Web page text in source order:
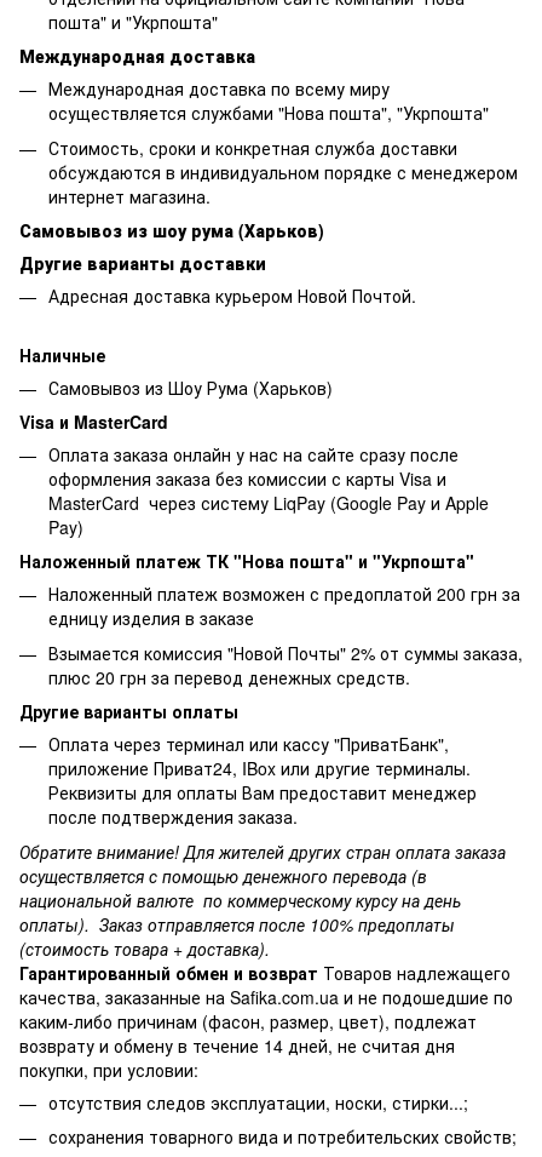
пошта" и "Укрпошта"
Международная доставка
Международная доставка по всему миру
осуществляется службами "Нова пошта", "Укрпошта"
Стоимость, сроки и конкретная служба доставки
обсуждаются в индивидуальном порядке с менеджером
интернет магазина.
Самовывоз из шоу рума (Харьков)
Другие варианты доставки
Адресная доставка курьером Новой Почтой.
Наличные
Самовывоз из Шоу Рума (Харьков)
Visa и MasterCard
Оплата заказа онлайн у нас на сайте сразу после
оформления заказа без комиссии с карты Visa и
MasterCard через систему LiqPay (Google Pay и Apple
Pay)
Наложенный платеж ТК "Нова пошта" и "Укрпошта"
Наложенный платеж возможен с предоплатой 200 грн за
едницу изделия в заказе
Взымается комиссия "Новой Почты" 2% от суммы заказа,
плюс 20 грн за перевод денежных средств.
Другие варианты оплаты
Оплата через терминал или кассу "ПриватБанк",
приложение Приват24, IBox или другие терминалы.
Реквизиты для оплаты Вам предоставит менеджер
после подтверждения заказа.
Обратите внимание! Для жителей других стран оплата заказа
осуществляется с помощью денежного перевода (в
национальной валюте по коммерческому курсу на день
оплаты). Заказ отправляется после 100% предоплаты
(стоимость товара + доставка).
Гарантированный обмен и возврат Товаров надлежащего
качества, заказанные на Safika.com.ua и не подошедшие по
каким-либо причинам (фасон, размер, цвет), подлежат
возврату и обмену в течение 14 дней, не считая дня
покупки, при условии:
отсутствия следов эксплуатации, носки, стирки...;
сохранения товарного вида и потребительских свойств;